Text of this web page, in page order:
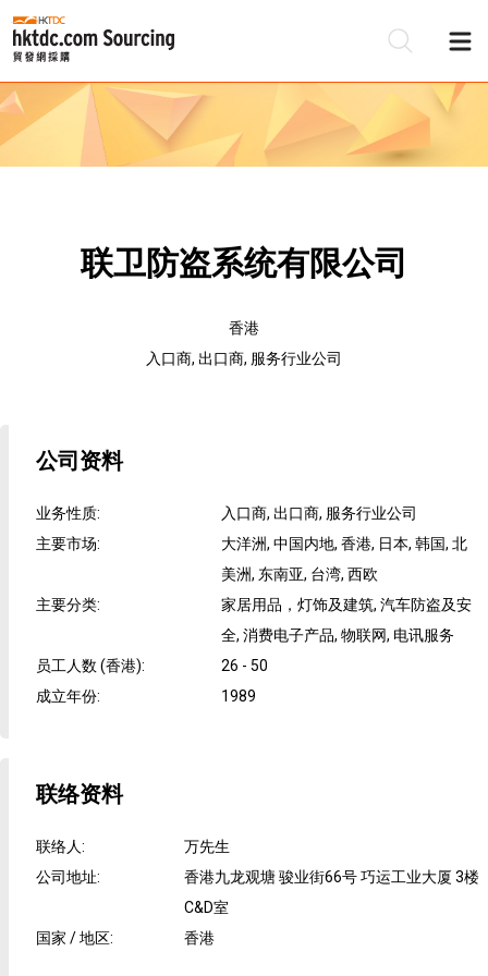
联卫防盗系统有限公司
香港
入口商, 出口商, 服务行业公司
公司资料
业务性质:
入口商, 出口商, 服务行业公司
主要市场:
大洋洲, 中国内地, 香港, 日本, 韩国, 北
美洲, 东南亚, 台湾, 西欧
主要分类:
家居用品，灯饰及建筑, 汽车防盗及安
全, 消费电子产品, 物联网, 电讯服务
员工人数 (香港):
26 - 50
成立年份: 1989
联络资料
联络人:
万先生
公司地址:
香港九龙观塘 骏业街66号 巧运工业大厦 3楼
C&D室
国家 / 地区: 香港